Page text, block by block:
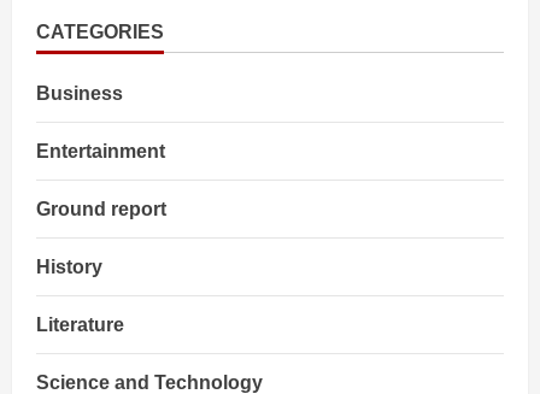
वार्ता
संपन्न,
का
CATEGORIES
Business
Entertainment
Ground report
History
Literature
Science and Technology